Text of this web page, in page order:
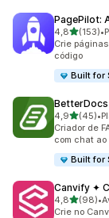
PagePilot:
4,8de 5(153)
153 •
Crie
código
Built for
BetterDocs
4,9de 5(45)
45 •
Criador de
com chat ao
Built for
Canvify ✦
4,8de 5(98)
98 •
Crie no